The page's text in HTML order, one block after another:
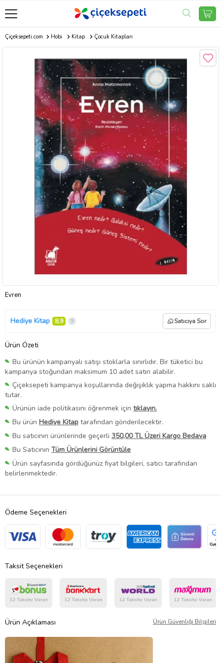
Çiçeksepeti.com Hobi Kitap Çocuk Kitapları
Evren
Hediye Kitap 8,9 Satıcıya Sor
Ürün Özeti
Bu ürünün kampanyalı satışı stoklarla sınırlıdır. Bir tüketici bu
kampanya stoğundan maksimum 10 adet satın alabilir.
Çiçeksepeti kampanya koşullarında değişiklik yapma hakkını saklı
tutar.
Ürünün iade politikasını öğrenmek için tıklayın.
Bu ürün Hediye Kitap tarafından gönderilecektir.
Bu satıcının ürünlerinde geçerli 350,00 TL Üzeri Kargo Bedava
Bu Satıcının Tüm Ürünlerini Görüntüle
Ürün sayfasında gördüğünüz fiyat bilgileri, satıcı tarafından
belirlenmektedir.
Ödeme Seçenekleri
Taksit Seçenekleri
Ürün Açıklaması Ürün Güvenliği Bilgileri